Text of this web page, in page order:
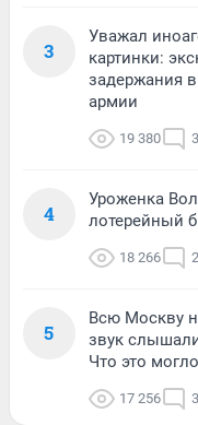
3
Уважал
картинки:
задержания
армии
19 380
4
Уроженка
лотерейный
18 266
5
Всю Москву
звук
Что это
17 256